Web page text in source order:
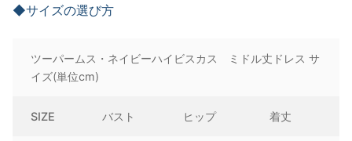
ル
◆サイズの選び方
ツーパームス・ネイビーハイビスカス ミドル丈ドレス サ
イズ(単位cm)
SIZE バスト ヒップ 着丈